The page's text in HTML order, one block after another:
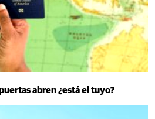
abren ¿está el tuyo?